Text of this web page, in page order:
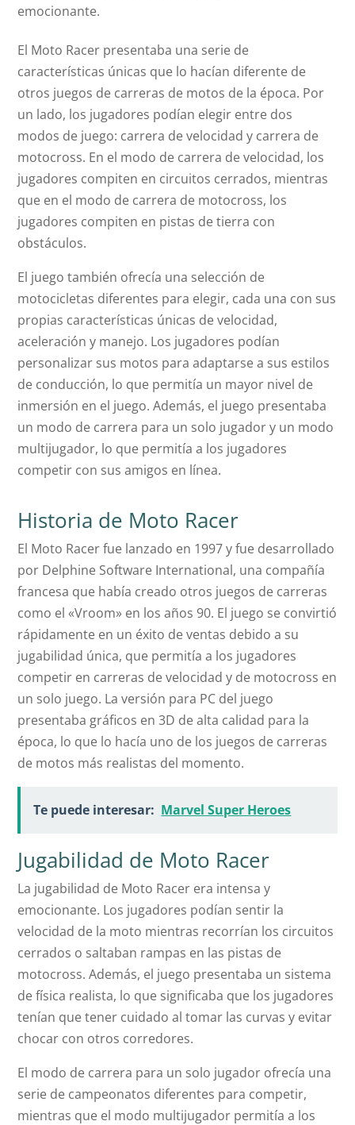
emocionante.
El Moto Racer presentaba una serie de
características únicas que lo hacían diferente de
otros juegos de carreras de motos de la época. Por
un lado, los jugadores podían elegir entre dos
modos de juego: carrera de velocidad y carrera de
motocross. En el modo de carrera de velocidad, los
jugadores compiten en circuitos cerrados, mientras
que en el modo de carrera de motocross, los
jugadores compiten en pistas de tierra con
obstáculos.
El juego también ofrecía una selección de
motocicletas diferentes para elegir, cada una con sus
propias características únicas de velocidad,
aceleración y manejo. Los jugadores podían
personalizar sus motos para adaptarse a sus estilos
de conducción, lo que permitía un mayor nivel de
inmersión en el juego. Además, el juego presentaba
un modo de carrera para un solo jugador y un modo
multijugador, lo que permitía a los jugadores
competir con sus amigos en línea.
Historia de Moto Racer
El Moto Racer fue lanzado en 1997 y fue desarrollado
por Delphine Software International, una compañía
francesa que había creado otros juegos de carreras
como el «Vroom» en los años 90. El juego se convirtió
rápidamente en un éxito de ventas debido a su
jugabilidad única, que permitía a los jugadores
competir en carreras de velocidad y de motocross en
un solo juego. La versión para PC del juego
presentaba gráficos en 3D de alta calidad para la
época, lo que lo hacía uno de los juegos de carreras
de motos más realistas del momento.
Te puede interesar: Marvel Super Heroes
Jugabilidad de Moto Racer
La jugabilidad de Moto Racer era intensa y
emocionante. Los jugadores podían sentir la
velocidad de la moto mientras recorrían los circuitos
cerrados o saltaban rampas en las pistas de
motocross. Además, el juego presentaba un sistema
de física realista, lo que significaba que los jugadores
tenían que tener cuidado al tomar las curvas y evitar
chocar con otros corredores.
El modo de carrera para un solo jugador ofrecía una
serie de campeonatos diferentes para competir,
mientras que el modo multijugador permitía a los